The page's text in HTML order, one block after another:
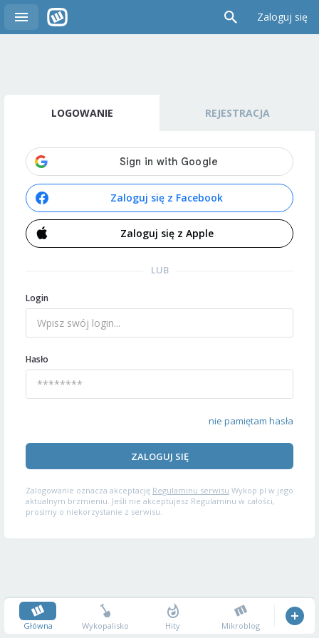
Zaloguj się
LOGOWANIE REJESTRACJA
Zaloguj się z Facebook
Zaloguj się z Apple
LUB
Login
Hasło
nie pamiętam hasła
ZALOGUJ SIĘ
Zalogowanie oznacza akceptację Regulaminu serwisu Wykop.pl w jego
aktualnym brzmieniu. Jeśli nie akceptujesz Regulaminu w całości,
prosimy o niekorzystanie z serwisu.
Główna Wykopalisko Hity Mikroblog